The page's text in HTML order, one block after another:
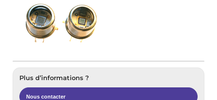
Plus d’informations ?
Nous contacter